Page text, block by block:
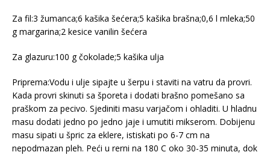
Za fil:3 žumanca;6 kašika šećera;5 kašika brašna;0,6 l mleka;50
g margarina;2 kesice vanilin šećera
Za glazuru:100 g čokolade;5 kašika ulja
Priprema:Vodu i ulje sipajte u šerpu i staviti na vatru da provri.
Kada provri skinuti sa šporeta i dodati brašno pomešano sa
praškom za pecivo. Sjediniti masu varjačom i ohladiti. U hladnu
masu dodati jedno po jedno jaje i umutiti mikserom. Dobijenu
masu sipati u špric za eklere, istiskati po 6-7 cm na
nepodmazan pleh. Peći u rerni na 180 C oko 30-35 minuta, dok